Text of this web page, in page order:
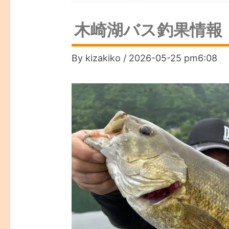
木崎湖バス釣果情
By kizakiko / 2026-05-25 pm6:08